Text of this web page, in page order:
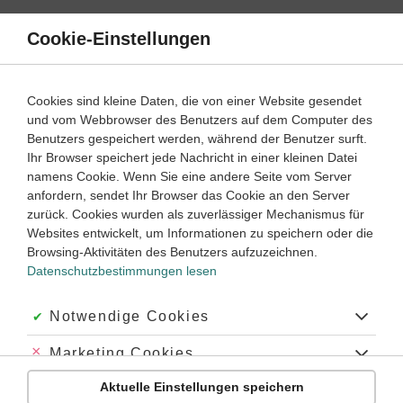
Direkt
Inhalt
Chemie 5. Klasse ‐ Abitur
analytische Chemie
Teilgebiet der Chemie, das sich mit dem Nachweis der
Bestandteile von Verbindungen und Gemengen befasst.
Schlagworte
#Analyse #Nachweise #Gemenge #Gemische
Cookie-Einstellungen
Cookies sind kleine Daten, die von einer Website gesendet
und vom Webbrowser des Benutzers auf dem Computer des
Benutzers gespeichert werden, während der Benutzer surft.
Ihr Browser speichert jede Nachricht in einer kleinen Datei
namens Cookie. Wenn Sie eine andere Seite vom Server
anfordern, sendet Ihr Browser das Cookie an den Server
zurück. Cookies wurden als zuverlässiger Mechanismus für
Websites entwickelt, um Informationen zu speichern oder die
Browsing-Aktivitäten des Benutzers aufzuzeichnen.
Datenschutzbestimmungen lesen
Akzeptiert:
Notwendige Cookies
Abgelehnt:
Marketing Cookies
Abgelehnt:
Personalisierungs-Cookies
Aktuelle Einstellungen speichern